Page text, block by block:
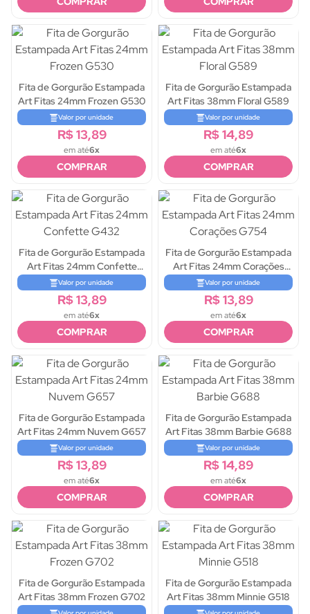
Fita de Gorgurão Estampada
Art Fitas 24mm Frozen G530
Valor por unidade
R$ 13,89
em até6x
COMPRAR
Fita de Gorgurão Estampada
Art Fitas 38mm Floral G589
Valor por unidade
R$ 14,89
em até6x
COMPRAR
Fita de Gorgurão Estampada
Art Fitas 24mm Confette
G432
Valor por unidade
R$ 13,89
em até6x
COMPRAR
Fita de Gorgurão Estampada
Art Fitas 24mm Corações
G754
Valor por unidade
R$ 13,89
em até6x
COMPRAR
Fita de Gorgurão Estampada
Art Fitas 24mm Nuvem G657
Valor por unidade
R$ 13,89
em até6x
COMPRAR
Fita de Gorgurão Estampada
Art Fitas 38mm Barbie G688
Valor por unidade
R$ 14,89
em até6x
COMPRAR
Fita de Gorgurão Estampada
Art Fitas 38mm Frozen G702
Fita de Gorgurão Estampada
Art Fitas 38mm Minnie G518